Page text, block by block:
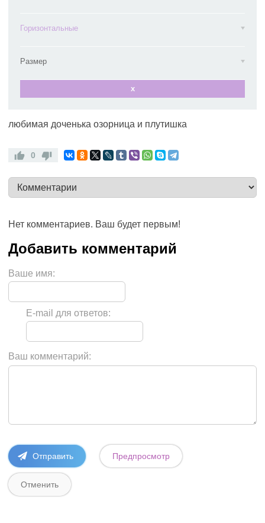
Горизонтальные
Размер
x
любимая доченька озорница и плутишка
0
Нет комментариев. Ваш будет первым!
Ваше имя:
E-mail для ответов:
Ваш комментарий: